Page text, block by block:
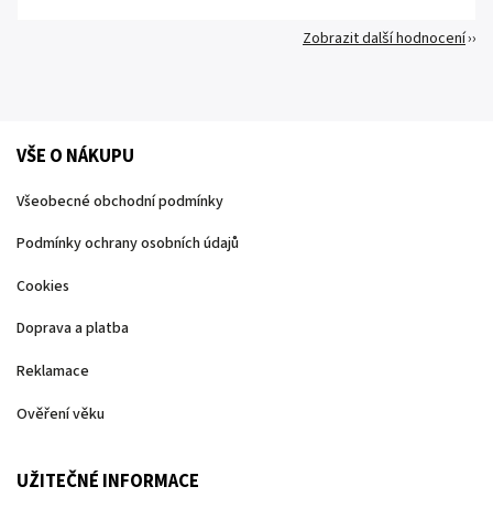
Zobrazit další hodnocení
VŠE O NÁKUPU
Všeobecné obchodní podmínky
Podmínky ochrany osobních údajů
Cookies
Doprava a platba
Reklamace
Ověření věku
UŽITEČNÉ INFORMACE